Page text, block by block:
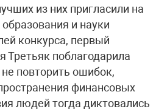
из них пригласили на
и науки
конкурса, первый
Третьяк поблагодарила
повторить ошибок,
финансовых
людей тогда диктовались